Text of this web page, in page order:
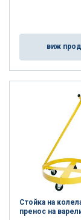
виж
Стойка на
пренос на